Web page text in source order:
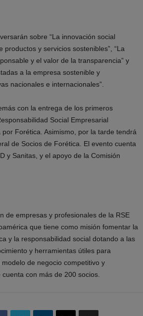
sobre “La innovación social
productos y servicios sostenibles”, “La
y el valor de la transparencia” y
a la empresa sostenible y
nacionales e internacionales”.
con la entrega de los primeros
Social Empresarial
Forética. Asimismo, por la tarde tendrá
de Socios de Forética. El evento cuenta
y Sanitas, y el apoyo de la Comisión
de empresas y profesionales de la RSE
que tiene como misión fomentar la
y la responsabilidad social dotando a las
y herramientas útiles para
de negocio competitivo y
con más de 200 socios.